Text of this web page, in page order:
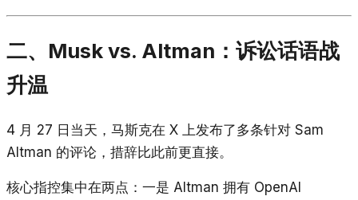
二、Musk vs. Altman：诉讼话语战
升温
4 月 27 日当天，马斯克在 X 上发布了多条针对 Sam
Altman 的评论，措辞比此前更直接。
核心指控集中在两点：一是 Altman 拥有 OpenAI